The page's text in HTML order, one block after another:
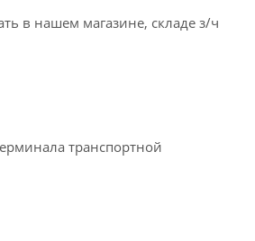
в нашем магазине, складе з/ч
транспортной